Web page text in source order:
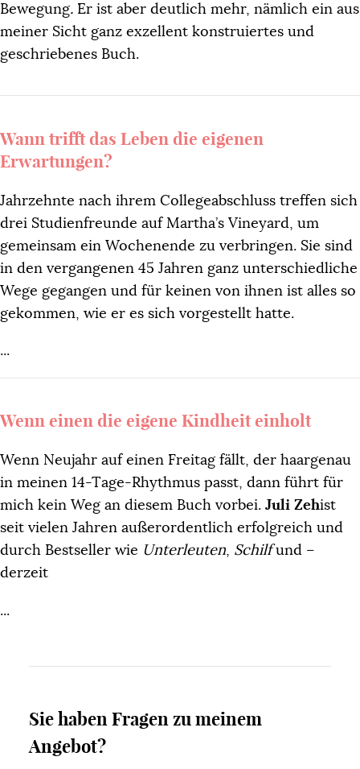
Bewegung. Er ist aber deutlich mehr, nämlich ein aus
meiner Sicht ganz exzellent konstruiertes und
geschriebenes Buch.
Wann trifft das Leben die eigenen
Erwartungen?
Jahrzehnte nach ihrem Collegeabschluss treffen sich
drei Studienfreunde auf Martha’s Vineyard, um
gemeinsam ein Wochenende zu verbringen. Sie sind
in den vergangenen 45 Jahren ganz unterschiedliche
Wege gegangen und für keinen von ihnen ist alles so
gekommen, wie er es sich vorgestellt hatte.
...
Wenn einen die eigene Kindheit einholt
Wenn Neujahr auf einen Freitag fällt, der haargenau
in meinen 14-Tage-Rhythmus passt, dann führt für
mich kein Weg an diesem Buch vorbei. Juli Zehist
seit vielen Jahren außerordentlich erfolgreich und
durch Bestseller wie Unterleuten, Schilfund –
derzeit
...
Sie haben Fragen zu meinem
Angebot?